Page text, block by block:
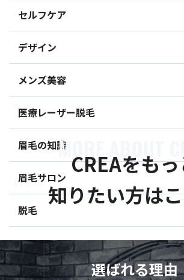
セルフケア
デザイン
メンズ美容
医療レーザー脱毛
眉毛の知識
眉毛サロン
脱毛
MORE ABOUT
CREAをも
知りたい方は
選ばれる理由